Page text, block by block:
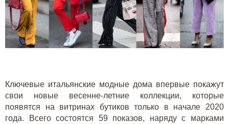
Ключевые итальянские модные дома впервые покажут
свои новые весенне-летние коллекции, которые
появятся на витринах бутиков только в начале 2020
года. Всего состоятся 59 показов, наряду с марками